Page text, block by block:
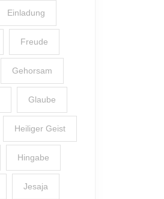
Einladung
Freude
Gehorsam
Glaube
Heiliger Geist
Hingabe
Jesaja